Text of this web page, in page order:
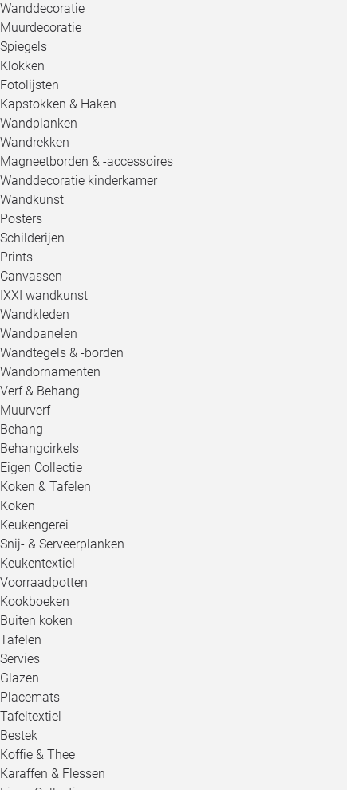
Wanddecoratie
Muurdecoratie
Spiegels
Klokken
Fotolijsten
Kapstokken & Haken
Wandplanken
Wandrekken
Magneetborden & -accessoires
Wanddecoratie kinderkamer
Wandkunst
Posters
Schilderijen
Prints
Canvassen
IXXI wandkunst
Wandkleden
Wandpanelen
Wandtegels & -borden
Wandornamenten
Verf & Behang
Muurverf
Behang
Behangcirkels
Eigen Collectie
Koken & Tafelen
Koken
Keukengerei
Snij- & Serveerplanken
Keukentextiel
Voorraadpotten
Kookboeken
Buiten koken
Tafelen
Servies
Glazen
Placemats
Tafeltextiel
Bestek
Koffie & Thee
Karaffen & Flessen